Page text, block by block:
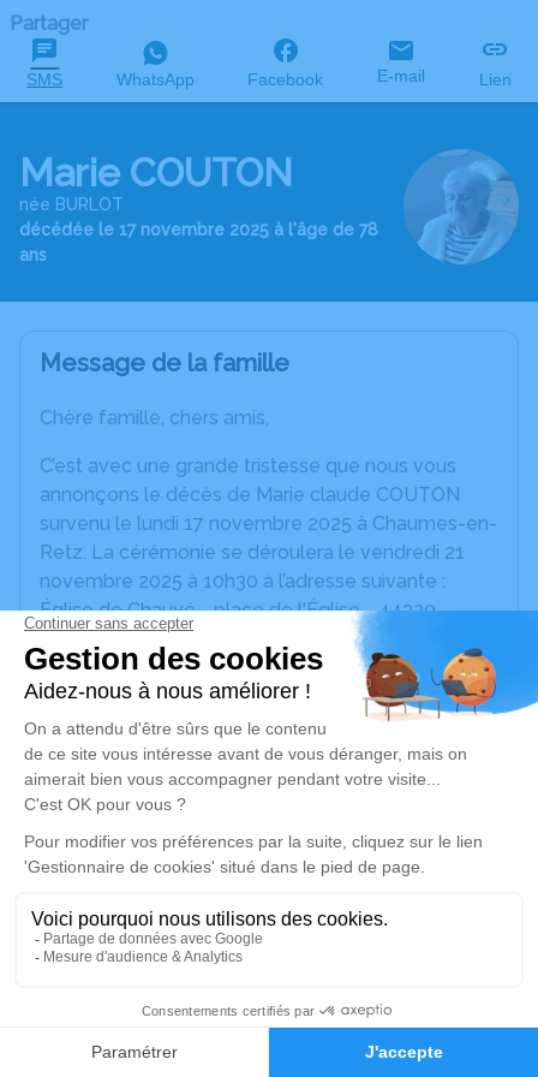
Faire-part Hommages
Partager
SMS WhatsApp Facebook E-mail Lien
Marie COUTON
née BURLOT
décédée le 17 novembre 2025 à l'âge de 78
ans
Message de la famille
Chère famille, chers amis,
C’est avec une grande tristesse que nous vous
annonçons le décès de Marie claude COUTON
survenu le lundi 17 novembre 2025 à Chaumes-en-
Retz. La cérémonie se déroulera le vendredi 21
novembre 2025 à 10h30 à l’adresse suivante :
Église de Chauvé - place de l'Église - 44320
Chauvé.
Nous vous invitons à utiliser cet espace pour
laisser vos condoléances, partager des photos
souvenirs, une anecdote ou exprimer vos pensées
à travers des poèmes ou des textes. Cet endroit
est un lieu d'expression dédié à honorer la
mémoire de Marie Claude COUTON.
disponible ici
Cérémonie religieuse